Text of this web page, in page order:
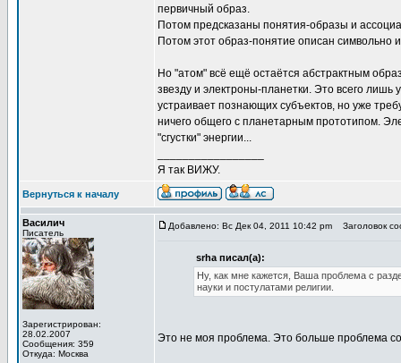
первичный образ.
Потом предсказаны понятия-образы и
Потом этот образ-понятие описан
Но "атом" всё ещё остаётся абстрактным
звезду и электроны-планетки. Это всего
устраивает познающих субъектов, но уже
ничего общего с планетарным прототипом.
"сгустки" энергии...
Я так ВИЖУ.
Вернуться к началу
Василич
Писатель
Зарегистрирован:
28.02.2007
Сообщения: 359
Откуда: Москва
Добавлено: Вс Дек 04, 2011 10:42 pm Заголовок
srha писал(а):
Ну, как мне кажется, Ваша проблема с
науки и постулатами религии.
Это не моя проблема. Это больше проблема